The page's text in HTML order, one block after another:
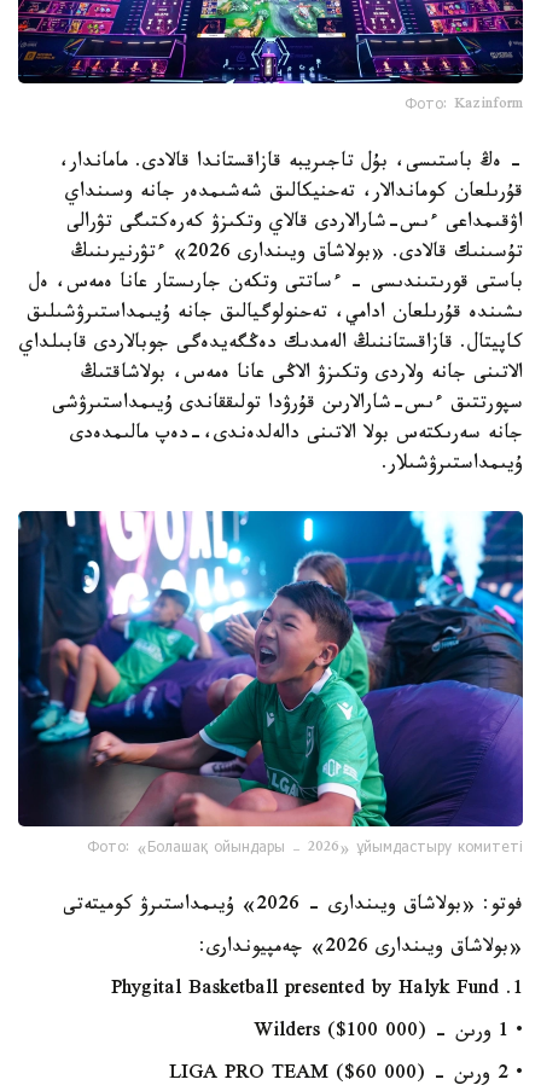
Фото: Kazinform
- ەڭ باستىسى، بۇل تاجىريبە قازاقستاندا قالادى. ماماندار،
قۇرىلعان كوماندالار، تەحنيكالىق شەشىمدەر جانە وسىنداي
اۋقىمداعى ءىس-شارالاردى قالاي وتكىزۋ كەرەكتىگى تۋرالى
تۇسىنىك قالادى. «بولاشاق ويىندارى 2026» ءتۋرنيرىنىڭ
باستى قورىتىندىسى - ءساتتى وتكەن جارىستار عانا ەمەس، ەل
ىشىندە قۇرىلعان ادامي، تەحنولوگيالىق جانە ۇيىمداستىرۋشىلىق
كاپيتال. قازاقستاننىڭ الەمدىك دەڭگەيدەگى جوبالاردى قابىلداي
الاتىنى جانە ولاردى وتكىزۋ الاڭى عانا ەمەس، بولاشاقتىڭ
سپورتتىق ءىس-شارالارىن قۇرۋدا تولىققاندى ۇيىمداستىرۋشى
جانە سەرىكتەس بولا الاتىنى دالەلدەندى،-دەپ مالىمدەدى
ۇيىمداستىرۋشىلار.
Фото: «Болашақ ойындары – 2026» ұйымдастыру комитеті
فوتو: «بولاشاق ويىندارى - 2026» ۇيىمداستىرۋ كوميتەتى
«بولاشاق ويىندارى 2026» چەمپيوندارى:
1. Phygital Basketball presented by Halyk Fund
• 1 ورىن - Wilders ($100 000)
• 2 ورىن - LIGA PRO TEAM ($60 000)